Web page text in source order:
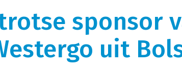
vormen de perfecte
wensen.
melkontvangst. Nu is
logistiek dienstverlener met
internationaal transport met ruim 600
tankcontainers.
sponsor
uit